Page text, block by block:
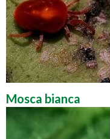
Mosca bianca